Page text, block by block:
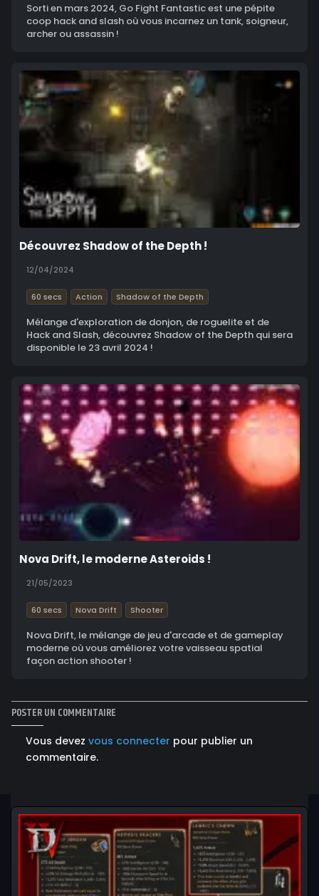
Sorti en mars 2024, Go Fight Fantastic est une pépite
coop hack and slash où vous incarnez un tank, soigneur,
archer ou assassin !
Découvrez Shadow of the Depth !
12/04/2024
60 secs Action Shadow of the Depth
Mélange d'exploration de donjon, de roguelite et de
Hack and Slash, découvrez Shadow of the Depth qui sera
disponible le 23 avril 2024 !
Nova Drift, le moderne Asteroids !
21/05/2023
60 secs Nova Drift Shooter
Nova Drift, le mélange de jeu d'arcade et de gameplay
moderne où vous améliorez votre vaisseau spatial
façon action shooter !
POSTER UN COMMENTAIRE
Vous devez vous connecter pour publier un
commentaire.